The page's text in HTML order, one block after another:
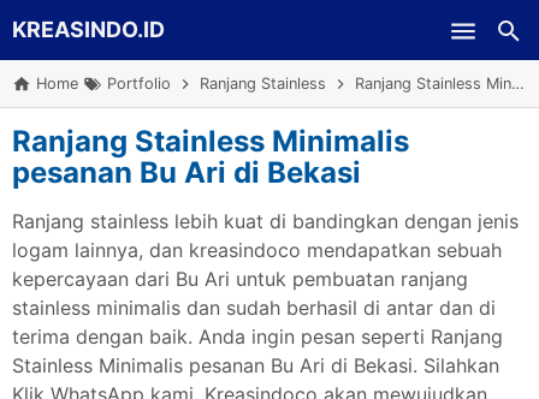
KREASINDO.ID
Home Portfolio Ranjang Stainless Ranjang Stainless Minimalis pesanan Bu Ari di Bekasi
Ranjang Stainless Minimalis
pesanan Bu Ari di Bekasi
Ranjang stainless lebih kuat di bandingkan dengan jenis
logam lainnya, dan kreasindoco mendapatkan sebuah
kepercayaan dari Bu Ari untuk pembuatan ranjang
stainless minimalis dan sudah berhasil di antar dan di
terima dengan baik. Anda ingin pesan seperti Ranjang
Stainless Minimalis pesanan Bu Ari di Bekasi. Silahkan
Klik WhatsApp kami, Kreasindoco akan mewujudkan